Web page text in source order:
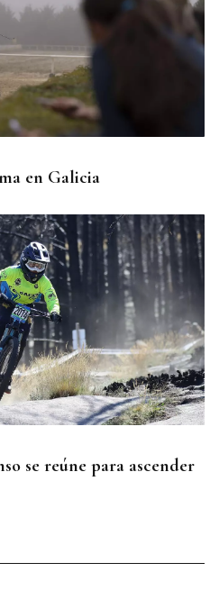
en Galicia
se reúne para ascender